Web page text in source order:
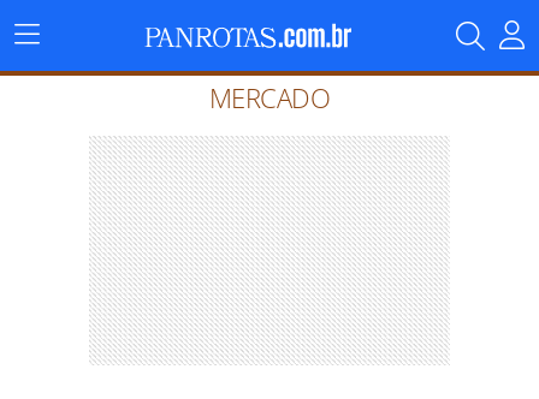
Menu
Principal
MERCADO